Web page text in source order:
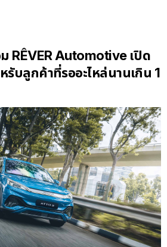
RÊVER Automotive เปิด
รับลูกค้าที่รออะไหล่นานเกิน 1